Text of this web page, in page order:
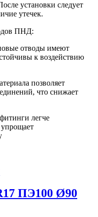
установки следует
утечек.
ПНД:
отводы имеют
к воздействию
позволяет
что снижает
легче
упрощает
ПЭ100 Ø90